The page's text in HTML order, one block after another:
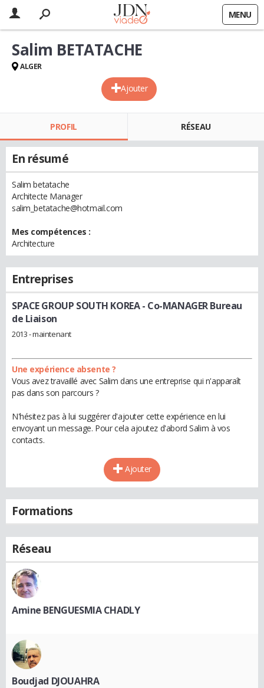
MENU
Ajouter
Salim BETATACHE
ALGER
PROFIL RÉSEAU
En résumé
Salim betatache
Architecte Manager
salim_betatache@hotmail.com
Mes compétences :
Architecture
Entreprises
SPACE GROUP SOUTH KOREA- Co-MANAGER Bureau
de Liaison
2013 - maintenant
Une expérience absente ?
Vous avez travaillé avec Salim dans une entreprise qui n'apparaît
pas dans son parcours ?
N'hésitez pas à lui suggérer d'ajouter cette expérience en lui
envoyant un message. Pour cela ajoutez d'abord Salim à vos
contacts.
Ajouter
Formations
Réseau
Amine BENGUESMIA CHADLY
Boudjad DJOUAHRA